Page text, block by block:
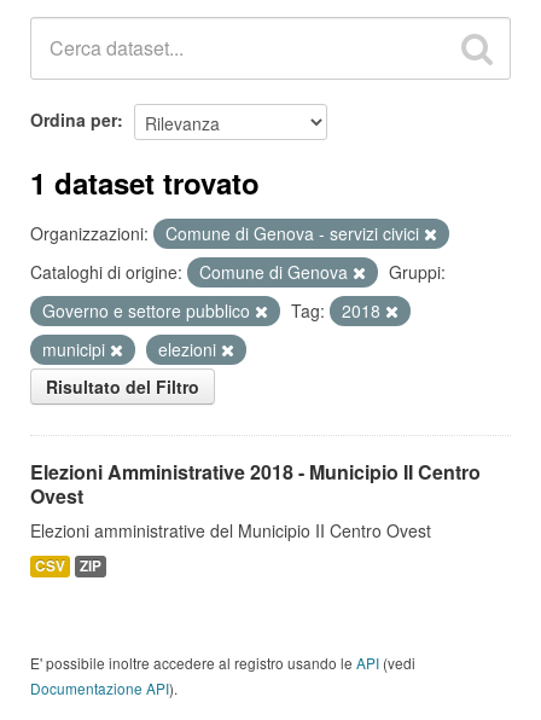
Ordina per
1 dataset trovato
Organizzazioni:
Comune di Genova - servizi civici
Cataloghi di origine:
Comune di Genova
Gruppi:
Governo e settore pubblico
Tag:
2018
municipi
elezioni
Risultato del Filtro
Elezioni Amministrative 2018 - Municipio II Centro
Ovest
Elezioni amministrative del Municipio II Centro Ovest
CSV ZIP
E' possibile inoltre accedere al registro usando le API (vedi
Documentazione API).